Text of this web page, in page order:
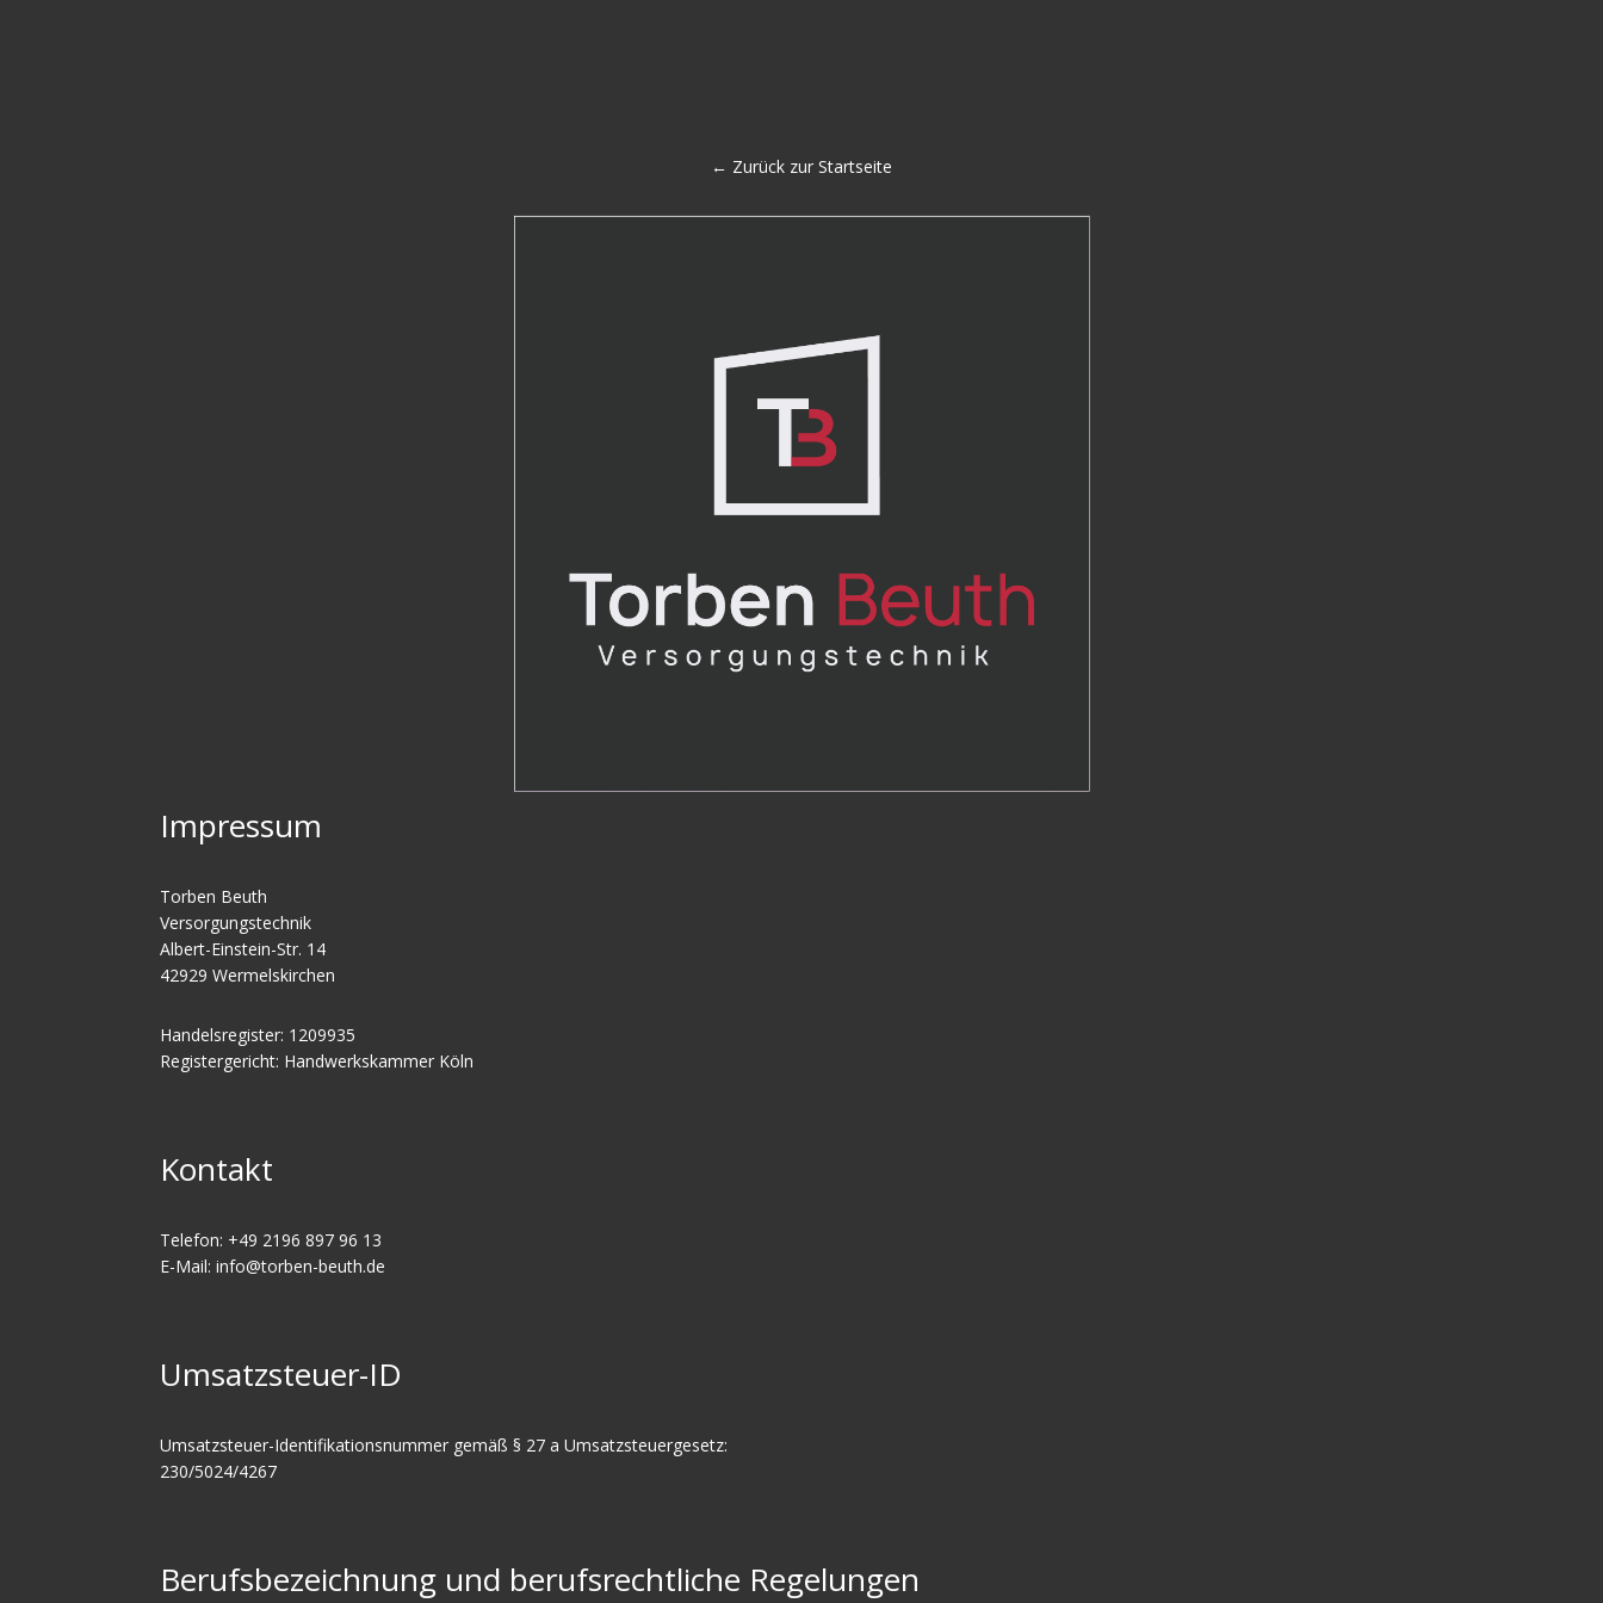
← Zurück zur Startseite
Impressum
Torben Beuth
Versorgungstechnik
Albert-Einstein-Str. 14
42929 Wermelskirchen
Handelsregister: 1209935
Registergericht: Handwerkskammer Köln
Kontakt
Telefon: +49 2196 897 96 13
E-Mail: info@torben-beuth.de
Umsatzsteuer-ID
Umsatzsteuer-Identifikationsnummer gemäß § 27 a Umsatzsteuergesetz:
230/5024/4267
Berufsbezeichnung und berufsrechtliche Regelungen